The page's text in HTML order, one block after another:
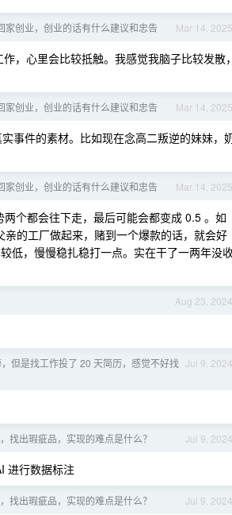
Mar 14, 2025
创业，创业的话有什么建议和忠告
，心里会比较抵触。我感觉我脑子比较发散，
Mar 14, 2025
创业，创业的话有什么建议和忠告
事件的素材。比如现在念高二叛逆的妹妹，
Mar 14, 2025
创业，创业的话有什么建议和忠告
个都会往下走，最后可能会都变成 0.5 。如
的工厂做起来，赌到一个爆款的话，就会好
低，慢慢稳扎稳打一点。实在干了一两年没
Aug 23, 2024
Jul 9, 2024
但是找工作投了 20 天简历，感觉不好找
Jul 9, 2024
找出瑕疵品，实现的难点是什么？
进行数据标注
Jul 9, 2024
找出瑕疵品，实现的难点是什么？